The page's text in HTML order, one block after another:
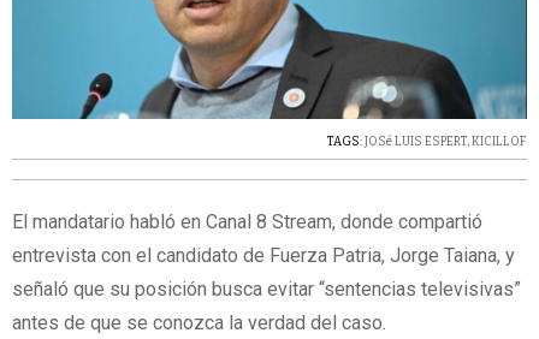
TAGS: JOSé LUIS ESPERT,KICILLOF
El mandatario habló en Canal 8 Stream, donde compartió
entrevista con el candidato de Fuerza Patria, Jorge Taiana, y
señaló que su posición busca evitar “sentencias televisivas”
antes de que se conozca la verdad del caso.